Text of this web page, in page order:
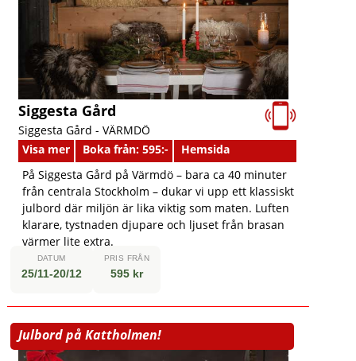
Siggesta Gård
Siggesta Gård - VÄRMDÖ
Visa mer
Boka från: 595:-
Hemsida
På Siggesta Gård på Värmdö – bara ca 40 minuter
från centrala Stockholm – dukar vi upp ett klassiskt
julbord där miljön är lika viktig som maten. Luften
klarare, tystnaden djupare och ljuset från brasan
värmer lite extra.
DATUM
25/11-20/12
PRIS FRÅN
595 kr
Julbord på Kattholmen!